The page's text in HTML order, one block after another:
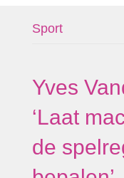
Sport
Yves
‘Laat
de